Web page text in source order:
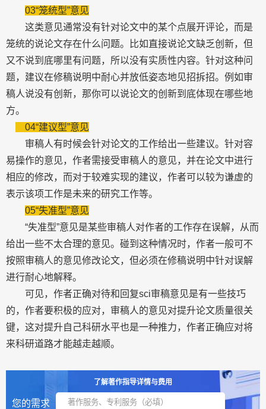
03“笼统型”意见
这类意见通常没有针对论文中的某个点展开评论，而是
笼统的说论文存在什么问题。比如直接说论文缺乏创新，但
又不说到底哪里有问题，所以没有实质性内容。针对这种问
题，建议在修稿说明中耐心并放低姿态地见招拆招。例如审
稿人说没有创新，那你可以说论文的创新到底体现在哪些地
方。
04“建议型”意见
审稿人有时候会针对论文的工作给出一些建议。针对容
易操作的意见，作者需接受审稿人的意见，并在论文中进行
相应的修改，而对于较难实现的建议，作者可以较为谦虚的
表示该项工作是未来的研究工作等。
05“失准型”意见
“失准型”意见是某些审稿人对作者的工作存在误解，从而
给出一些不太合理的意见。碰到这种情况时，作者一般可不
按照审稿人的意见修改论文，但必须在修稿说明中针对误解
进行耐心地解释。
可见，作者正确对待和回复sci审稿意见是有一些技巧
的，作者要积极的应对，审稿人的意见对提升论文质量很关
键，这对提升自己科研水平也是一种推力，作者正确应对将
来科研道路才能越走越顺。
了解著作指导详情与费用
您的需求